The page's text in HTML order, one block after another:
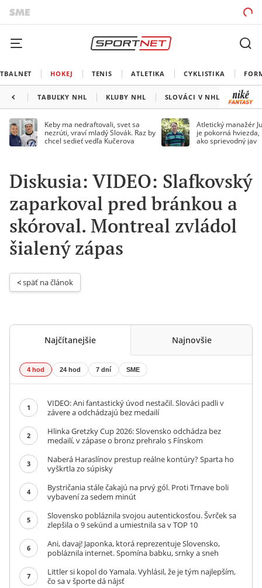
HOKEJ TENIS ATLETIKA CYKLISTIKA
TABUĽKY NHL KLUBY NHL SLOVÁCI V NHL
Keby ma nedraftovali, svet sa
nezrúti, vraví mladý Slovák. Raz by
chcel sedieť vedľa Kučerova
Atletický manažér
je pokorná
ako sprievodný jav
Diskusia: VIDEO: Slafkovský
zaparkoval pred bránkou a
skóroval. Montreal zvládol
šialený zápas
< späť na článok
Najčítanejšie Najnovšie
4 hod 24 hod 7 dní SME
1
VIDEO: Ani fantastický úvod nestačil. Slováci padli v
závere a odchádzajú bez medailí
2
Hlinka Gretzky Cup 2026: Slovensko odchádza bez
medailí, v zápase o bronz prehralo s Fínskom
3
Naberá Haraslínov prestup reálne kontúry? Sparta ho
vyškrtla zo súpisky
4
Bystričania stále čakajú na prvý gól. Proti Trnave boli
vybavení za sedem minút
5
Slovensko pobláznila svojou autentickosťou. Švrček sa
zlepšila o 9 sekúnd a umiestnila sa v TOP 10
6
Ani, davaj! Japonka, ktorá reprezentuje Slovensko,
pobláznila internet. Spomína babku, srnky a sneh
7
Littler si kopol do Yamala. Vyhlásil, že je tým najlepším,
čo sa v športe dá nájsť